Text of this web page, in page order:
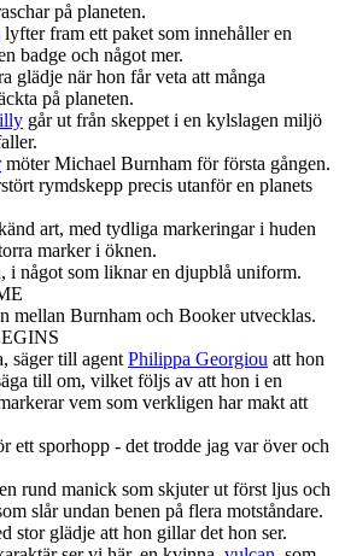
på planeten.
lyfter fram ett paket som innehåller en
badge och något mer.
glädje när hon får veta att många
på planeten.
går ut från skeppet i en kylslagen miljö
möter Michael Burnham för första gången.
rymdskepp precis utanför en planets
art, med tydliga markeringar i huden
marker i öknen.
i något som liknar en djupblå uniform.
mellan Burnham och Booker utvecklas.
säger till agent Philippa Georgiou att hon
till om, vilket följs av att hon i en
vem som verkligen har makt att
ett sporhopp - det trodde jag var över och
rund manick som skjuter ut först ljus och
slår undan benen på flera motståndare.
stor glädje att hon gillar det hon ser.